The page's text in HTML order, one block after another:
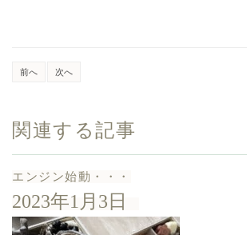
前へ 次へ
関連する記事
エンジン始動・・・
2023年1月3日